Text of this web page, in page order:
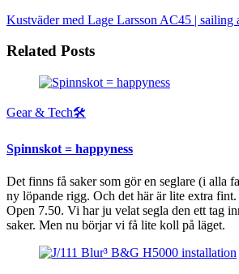
Kustväder med Lage Larsson AC45 | sailing
Related Posts
Gear & Tech🛠
Spinnskot = happyness
Det finns få saker som gör en seglare (i alla
ny löpande rigg. Och det här är lite extra
Open 7.50. Vi har ju velat segla den ett tag
saker. Men nu börjar vi få lite koll på läget.